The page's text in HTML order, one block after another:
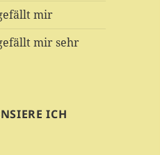
mir
mir sehr
ICH